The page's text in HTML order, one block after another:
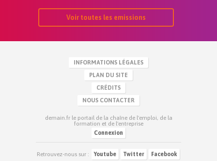
Voir toutes les emissions
INFORMATIONS LÉGALES
PLAN DU SITE
CRÉDITS
NOUS CONTACTER
demain.fr le portail de la chaîne de l'emploi, de la
formation et de l'entreprise
Connexion
Retrouvez-nous sur : Youtube Twitter Facebook